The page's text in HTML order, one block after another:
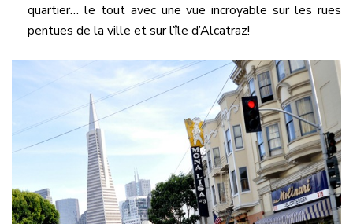
quartier… le tout avec une vue incroyable sur les rues
pentues de la ville et sur l’île d’Alcatraz!